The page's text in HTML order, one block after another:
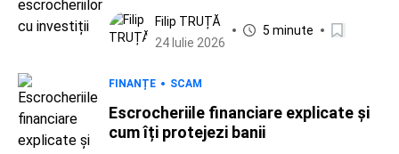
Filip TRUȚĂ
24 Iulie 2026
5 minute
FINANȚE SCAM
Escrocheriile financiare explicate și
cum îți protejezi banii